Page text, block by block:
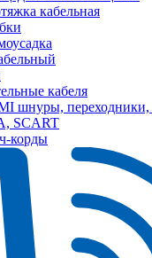
кабельная
кабеля
шнуры, переходники,
SCART
корды